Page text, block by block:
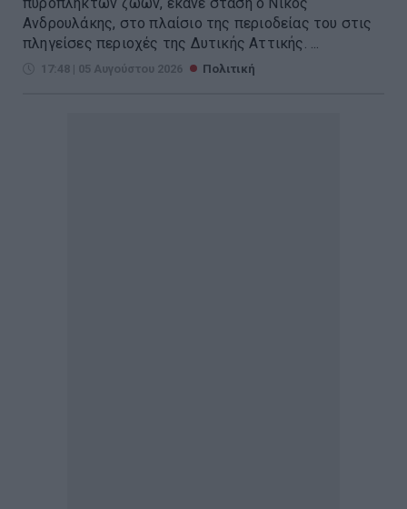
Ανδρουλάκης, στο πλαίσιο της περιοδείας του στις
πληγείσες περιοχές της Δυτικής Αττικής. ...
17:48 | 05 Αυγούστου 2026 Πολιτική